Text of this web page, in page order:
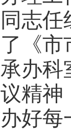
志
《
办
精
好